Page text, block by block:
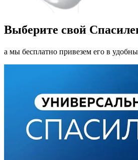
Выберите свой
а мы бесплатно привезем его в